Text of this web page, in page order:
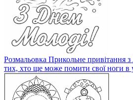
Розмальовка Прикольне привітання
тих, хто ще може помити свої ноги в